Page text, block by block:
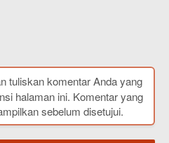
tuliskan komentar Anda yang
halaman ini. Komentar yang
sebelum disetujui.